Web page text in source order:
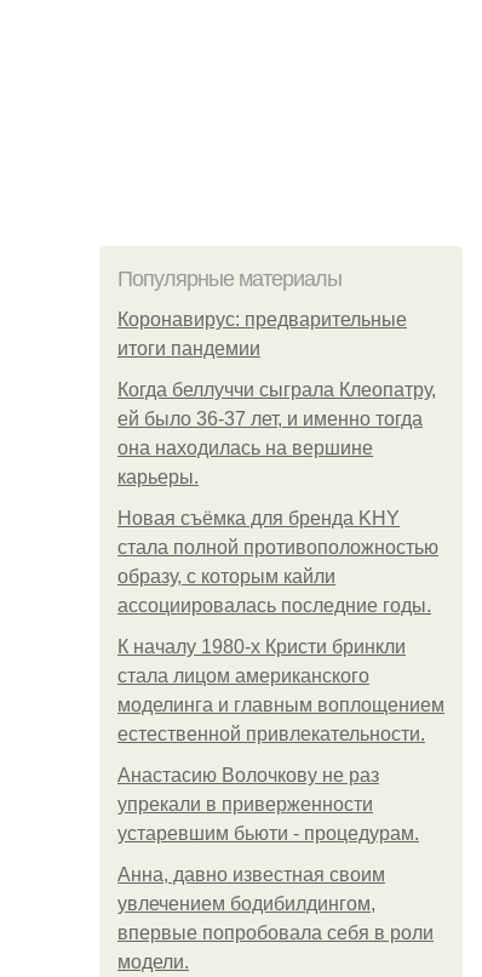
Популярные материалы
Коронавирус: предварительные
итоги пандемии
Когда беллуччи сыграла Клеопатру,
ей было 36-37 лет, и именно тогда
она находилась на вершине
карьеры.
Новая съёмка для бренда KHY
стала полной противоположностью
образу, с которым кайли
ассоциировалась последние годы.
К началу 1980-х Кристи бринкли
стала лицом американского
моделинга и главным воплощением
естественной привлекательности.
Анастасию Волочкову не раз
упрекали в приверженности
устаревшим бьюти - процедурам.
Анна, давно известная своим
увлечением бодибилдингом,
впервые попробовала себя в роли
модели.